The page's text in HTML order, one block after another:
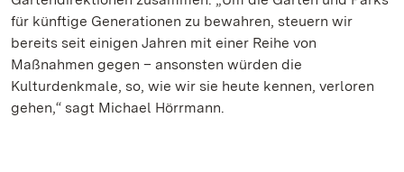
für künftige Generationen zu bewahren, steuern wir
bereits seit einigen Jahren mit einer Reihe von
Maßnahmen gegen – ansonsten würden die
Kulturdenkmale, so, wie wir sie heute kennen, verloren
gehen,“ sagt Michael Hörrmann.